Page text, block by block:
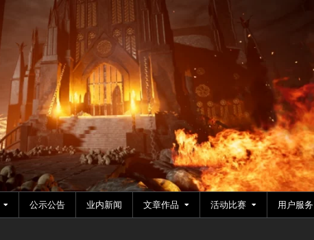
公示公告 业内新闻 文章作品 活动比赛 用户服务